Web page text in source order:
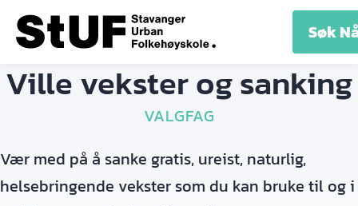
LINJER
ELEV
INFO
UTLEIE
Søk
Ville vekster og sanking
VALGFAG
Vær med på å sanke gratis, ureist, naturlig,
helsebringende vekster som du kan bruke til og i